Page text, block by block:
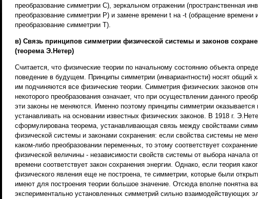
преобразование симметрии С), зеркальном отражении (пространственная
преобразование симметрии Р) и замене времени t на -t (обращение времени
преобразование симметрии Т).
в) Связь принципов симметрии физической системы и законов
(теорема Э.Нетер)
Считается, что физические теории по начальному состоянию объекта
поведение в будущем. Принципы симметрии (инвариантности) носят общий
им подчиняются все физические теории. Симметрия физических законов
некоторого преобразования означает, что при осуществлении данного
эти законы не меняются. Именно поэтому принципы симметрии
устанавливать на основании известных физических законов. В 1918 г.
сформулирована теорема, устанавливающая связь между свойствами
физической системы и законами сохранения: если свойства системы не
каком-либо преобразовании переменных, то этому соответствует
физической величины - независимости свойств системы от выбора начала
времени соответствует закон сохранения энергии. Однако, если теория
физического явления еще не построена, те симметрии, которые были
имеют для построения теории большое значение. Отсюда вполне понятна
экспериментально установленных симметрий сильно взаимодействующих